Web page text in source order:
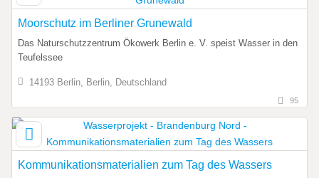
Moorschutz im Berliner Grunewald
Das Naturschutzzentrum Ökowerk Berlin e. V. speist Wasser in den
Teufelssee
14193 Berlin, Berlin, Deutschland
95
Kommunikationsmaterialien zum Tag des Wassers